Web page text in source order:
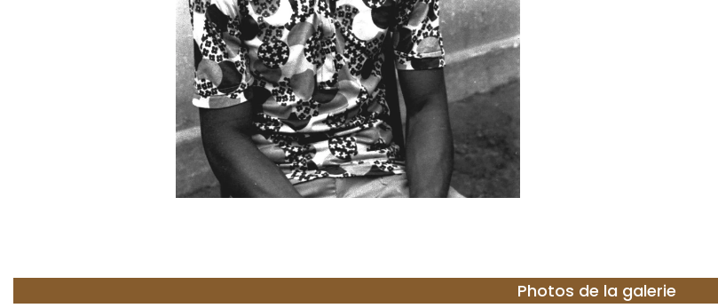
Photos de la galerie